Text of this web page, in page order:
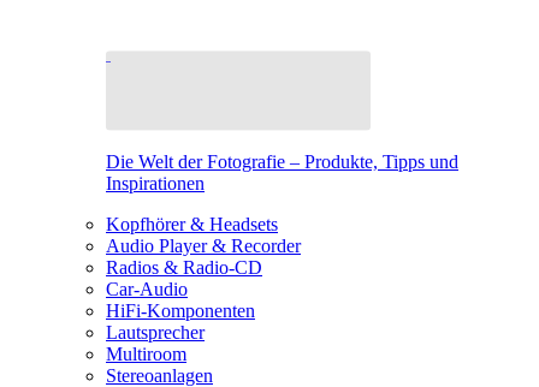
Die Welt der Fotografie – Produkte, Tipps und
Inspirationen
Kopfhörer & Headsets
Audio Player & Recorder
Radios & Radio-CD
Car-Audio
HiFi-Komponenten
Lautsprecher
Multiroom
Stereoanlagen